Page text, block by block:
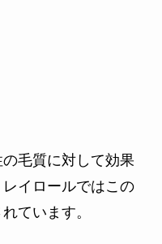
毛質に対して効果
イロールではこの
ています。